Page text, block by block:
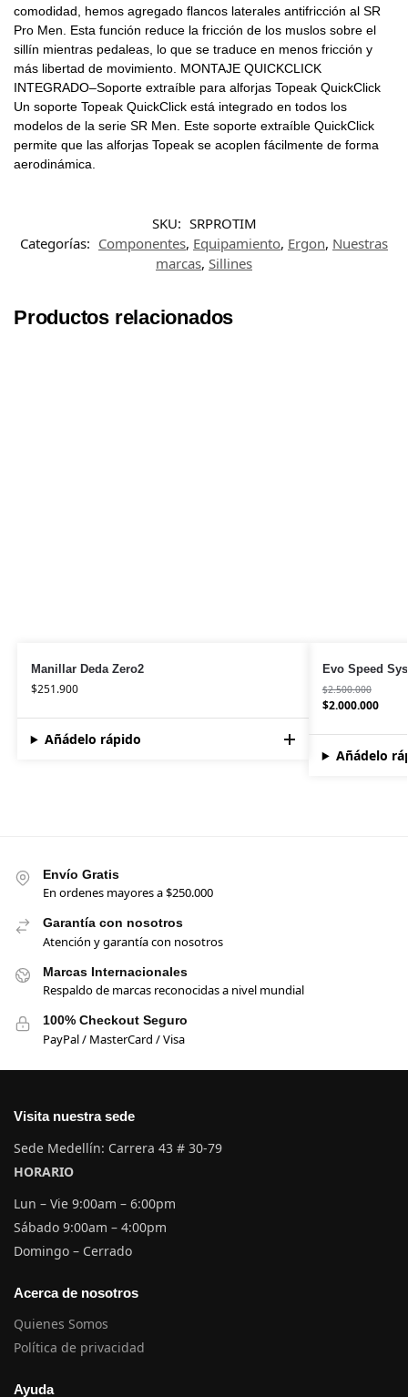
comodidad, hemos agregado flancos laterales antifricción al SR
Pro Men. Esta función reduce la fricción de los muslos sobre el
sillín mientras pedaleas, lo que se traduce en menos fricción y
más libertad de movimiento. MONTAJE QUICKCLICK
INTEGRADO–Soporte extraíble para alforjas Topeak QuickClick
Un soporte Topeak QuickClick está integrado en todos los
modelos de la serie SR Men. Este soporte extraíble QuickClick
permite que las alforjas Topeak se acoplen fácilmente de forma
aerodinámica.
SKU: SRPROTIM
Categorías: Componentes, Equipamiento, Ergon, Nuestras
marcas, Sillines
Productos relacionados
Manillar Deda Zero2
$251.900
Añádelo rápido
Evo Speed
$2.500.000
$2.000.000
Añádelo
Envío Gratis
En ordenes mayores a $250.000
Garantía con nosotros
Atención y garantía con nosotros
Marcas Internacionales
Respaldo de marcas reconocidas a nivel mundial
100% Checkout Seguro
PayPal / MasterCard / Visa
Visita nuestra sede
Sede Medellín: Carrera 43 # 30-79
HORARIO
Lun – Vie 9:00am – 6:00pm
Sábado 9:00am – 4:00pm
Domingo – Cerrado
Acerca de nosotros
Quienes Somos
Política de privacidad
Ayuda